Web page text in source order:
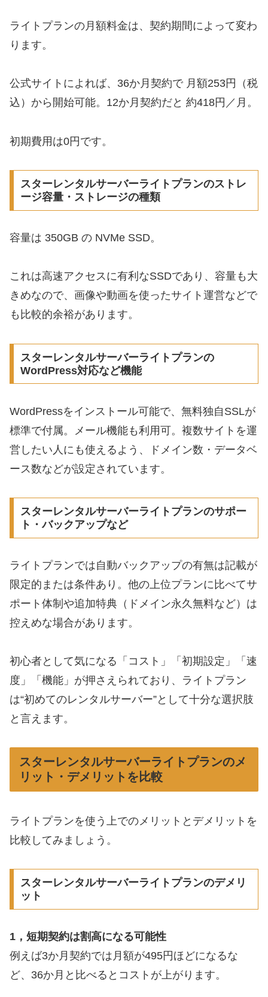
ライトプランの月額料金は、契約期間によって変わ
ります。
公式サイトによれば、36か月契約で 月額253円（税
込）から開始可能。12か月契約だと 約418円／月。
初期費用は0円です。
スターレンタルサーバーライトプランのストレ
ージ容量・ストレージの種類
容量は 350GB の NVMe SSD。
これは高速アクセスに有利なSSDであり、容量も大
きめなので、画像や動画を使ったサイト運営などで
も比較的余裕があります。
スターレンタルサーバーライトプランの
WordPress対応など機能
WordPressをインストール可能で、無料独自SSLが
標準で付属。メール機能も利用可。複数サイトを運
営したい人にも使えるよう、ドメイン数・データベ
ース数などが設定されています。
スターレンタルサーバーライトプランのサポー
ト・バックアップなど
ライトプランでは自動バックアップの有無は記載が
限定的または条件あり。他の上位プランに比べてサ
ポート体制や追加特典（ドメイン永久無料など）は
控えめな場合があります。
初心者として気になる「コスト」「初期設定」「速
度」「機能」が押さえられており、ライトプラン
は“初めてのレンタルサーバー”として十分な選択肢
と言えます。
スターレンタルサーバーライトプランのメ
リット・デメリットを比較
ライトプランを使う上でのメリットとデメリットを
比較してみましょう。
スターレンタルサーバーライトプランのデメリ
ット
1，短期契約は割高になる可能性
例えば3か月契約では月額が495円ほどになるな
ど、36か月と比べるとコストが上がります。